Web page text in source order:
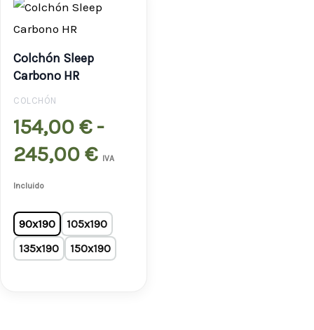
Colchón Sleep
Carbono HR
COLCHÓN
154,00€ -
245,00€
hasta
245,00 €
IVA
Incluido
90x190
105x190
135x190
150x190